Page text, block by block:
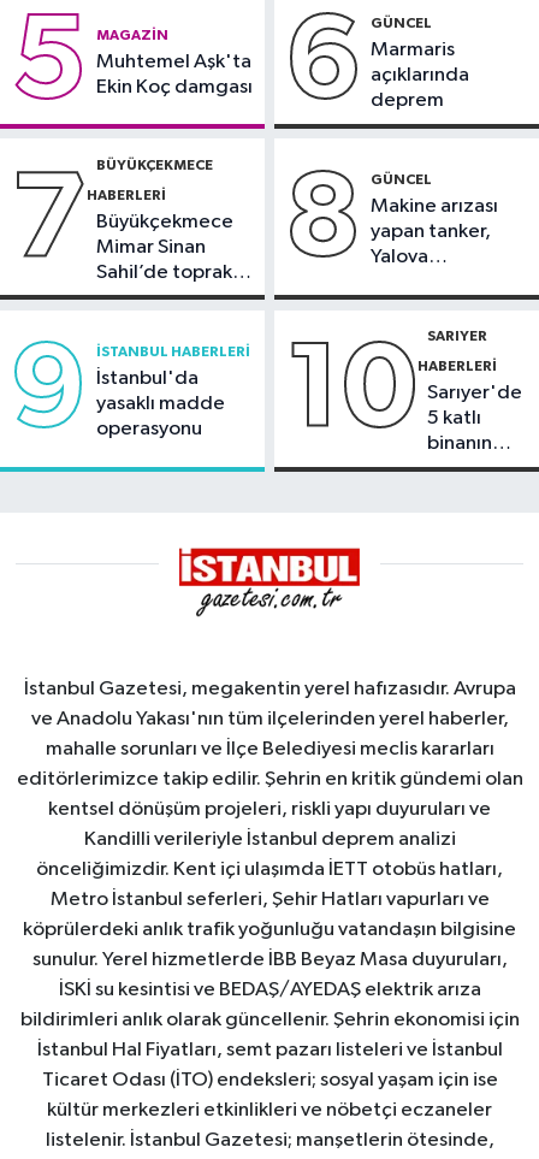
5 MAGAZIN
Muhtemel Aşk'ta
Ekin Koç damgası
6 GÜNCEL
Marmaris
açıklarında
deprem
7 BÜYÜKÇEKMECE
HABERLERI
Büyükçekmece
Mimar Sinan
Sahil’de toprak
kayması
8 GÜNCEL
Makine arızası
yapan tanker,
Yalova
9 İSTANBUL HABERLERI
İstanbul'da
yasaklı madde
operasyonu
10 SARIYER
HABERLERI
Sarıyer'de
5 katlı
binanın
çatısında
İstanbul Gazetesi, megakentin yerel hafızasıdır. Avrupa
ve Anadolu Yakası'nın tüm ilçelerinden yerel haberler,
mahalle sorunları ve İlçe Belediyesi meclis kararları
editörlerimizce takip edilir. Şehrin en kritik gündemi olan
kentsel dönüşüm projeleri, riskli yapı duyuruları ve
Kandilli verileriyle İstanbul deprem analizi
önceliğimizdir. Kent içi ulaşımda İETT otobüs hatları,
Metro İstanbul seferleri, Şehir Hatları vapurları ve
köprülerdeki anlık trafik yoğunluğu vatandaşın bilgisine
sunulur. Yerel hizmetlerde İBB Beyaz Masa duyuruları,
İSKİ su kesintisi ve BEDAŞ/AYEDAŞ elektrik arıza
bildirimleri anlık olarak güncellenir. Şehrin ekonomisi için
İstanbul Hal Fiyatları, semt pazarı listeleri ve İstanbul
Ticaret Odası (İTO) endeksleri; sosyal yaşam için ise
kültür merkezleri etkinlikleri ve nöbetçi eczaneler
listelenir. İstanbul Gazetesi; manşetlerin ötesinde,